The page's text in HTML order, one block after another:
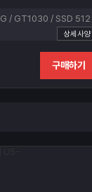
/ GT1030 / SSD 512
상세사양
구매하기